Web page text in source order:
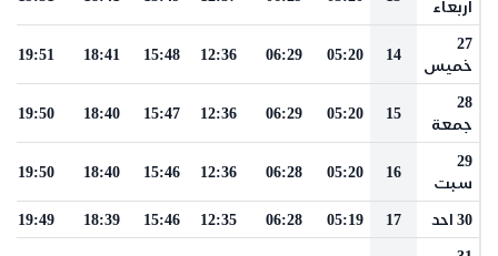
اربعاء
27
خميس
14
05:20
06:29
12:36
15:48
18:41
19:51
28
جمعة
15
05:20
06:29
12:36
15:47
18:40
19:50
29
سبت
16
05:20
06:28
12:36
15:46
18:40
19:50
30 احد 17
05:19
06:28
12:35
15:46
18:39
19:49